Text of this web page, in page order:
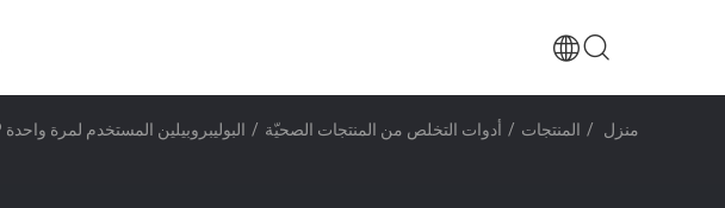
منزل / المنتجات / أدوات التخلص من المنتجات الصحيّة / البوليبروبيلين المستخدم لمرة واحدة PP غير المنسوجة التونغ ملابس داخلية T-Back البيكيني,أوباكي,SPA,سبرا تسمير صالون جمال واحد